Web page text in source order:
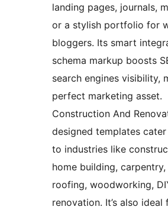
landing pages, journals,
or a stylish portfolio for
bloggers. Its smart
schema markup boosts
search engines visibility,
perfect marketing asset.
Construction And
designed templates
to industries like
home building,
roofing, woodworking,
renovation. It’s also ideal